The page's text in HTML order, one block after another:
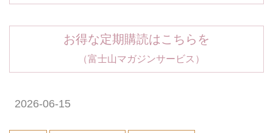
お得な定期購読はこちらを
（富士山マガジンサービス）
2026-06-15